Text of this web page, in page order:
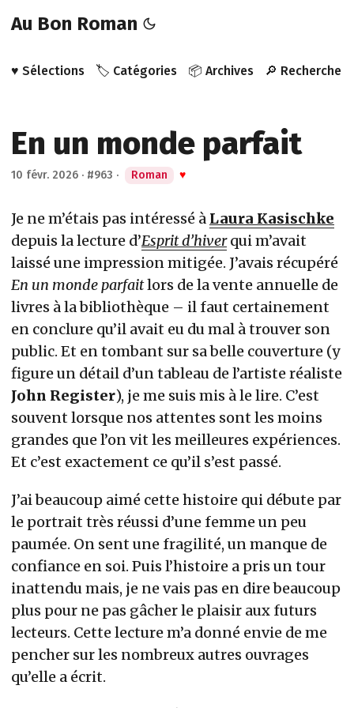
Au Bon Roman
♥️ Sélections 🏷️ Catégories 📦 Archives 🔎 Recherche
En un monde parfait
10 févr. 2026 · #963 · Roman ♥
Je ne m’étais pas intéressé à Laura Kasischke
depuis la lecture d’Esprit d’hiverqui m’avait
laissé une impression mitigée. J’avais récupéré
En un monde parfaitlors de la vente annuelle de
livres à la bibliothèque – il faut certainement
en conclure qu’il avait eu du mal à trouver son
public. Et en tombant sur sa belle couverture (y
figure un détail d’un tableau de l’artiste réaliste
John Register), je me suis mis à le lire. C’est
souvent lorsque nos attentes sont les moins
grandes que l’on vit les meilleures expériences.
Et c’est exactement ce qu’il s’est passé.
J’ai beaucoup aimé cette histoire qui débute par
le portrait très réussi d’une femme un peu
paumée. On sent une fragilité, un manque de
confiance en soi. Puis l’histoire a pris un tour
inattendu mais, je ne vais pas en dire beaucoup
plus pour ne pas gâcher le plaisir aux futurs
lecteurs. Cette lecture m’a donné envie de me
pencher sur les nombreux autres ouvrages
qu’elle a écrit.